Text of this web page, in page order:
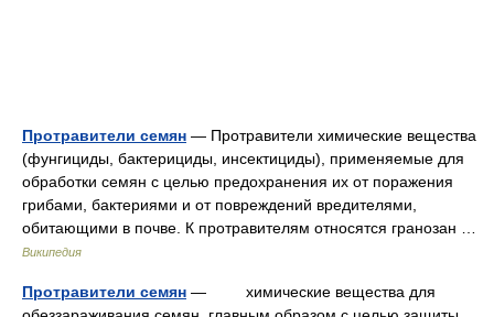
Протравители семян — Протравители химические вещества
(фунгициды, бактерициды, инсектициды), применяемые для
обработки семян с целью предохранения их от поражения
грибами, бактериями и от повреждений вредителями,
обитающими в почве. К протравителям относятся гранозан …
Википедия
Протравители семян — химические вещества для